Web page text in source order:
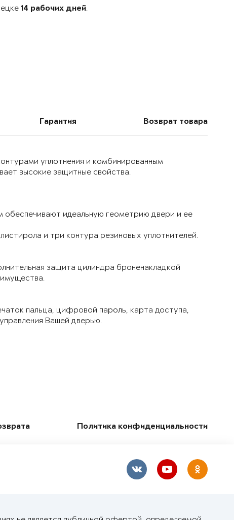
14 рабочих дней.
Гарантия Возврат товара
уплотнения и комбинированным
высокие защитные свойства.
обеспечивают идеальную геометрию двери и ее
и три контура резиновых уплотнителей.
защита цилиндра броненакладкой
пальца, цифровой пароль, карта доступа,
Вашей дверью.
Политика конфиденциальности